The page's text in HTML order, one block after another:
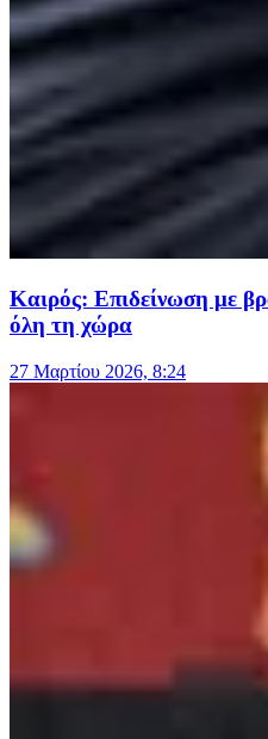
Καιρός: Επιδείνωση με
όλη τη χώρα
27 Μαρτίου 2026, 8:24